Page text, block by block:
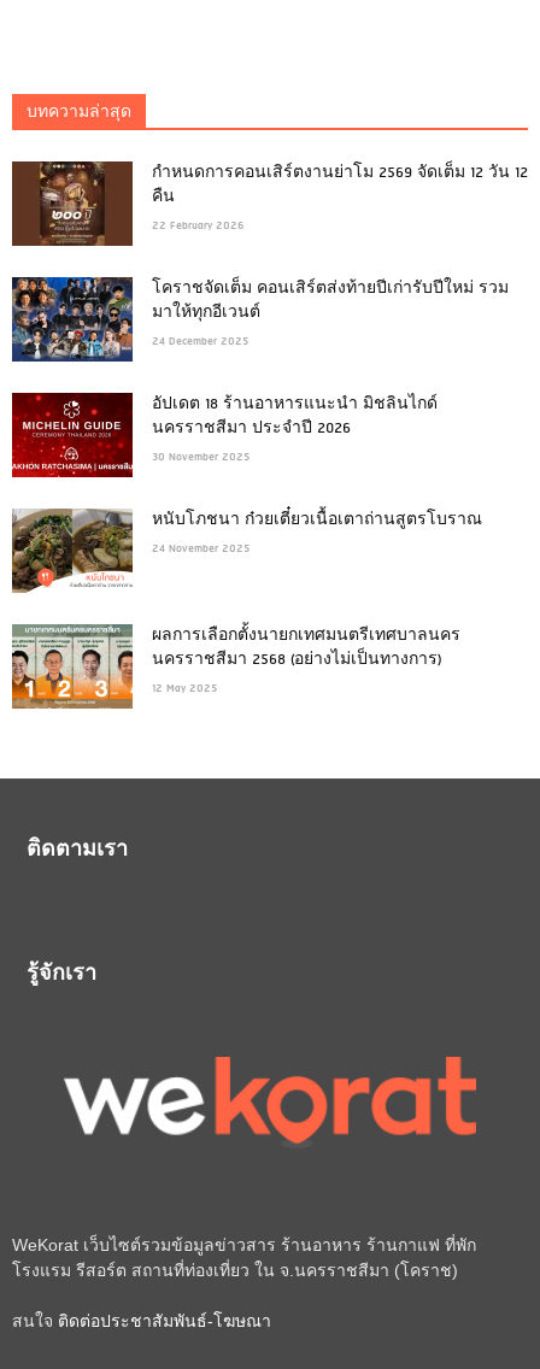
บทความล่าสุด
กำหนดการคอนเสิร์ตงานย่าโม 2569 จัดเต็ม 12 วัน 12
คืน
22 February 2026
โคราชจัดเต็ม คอนเสิร์ตส่งท้ายปีเก่ารับปีใหม่ รวม
มาให้ทุกอีเวนต์
24 December 2025
อัปเดต 18 ร้านอาหารแนะนำ มิชลินไกด์
นครราชสีมา ประจำปี 2026
30 November 2025
หนับโภชนา ก๋วยเตี๋ยวเนื้อเตาถ่านสูตรโบราณ
24 November 2025
ผลการเลือกตั้งนายกเทศมนตรีเทศบาลนคร
นครราชสีมา 2568 (อย่างไม่เป็นทางการ)
12 May 2025
ติดตามเรา
รู้จักเรา
WeKorat เว็บไซต์รวมข้อมูลข่าวสาร ร้านอาหาร ร้านกาแฟ ที่พัก
โรงแรม รีสอร์ต สถานที่ท่องเที่ยว ใน จ.นครราชสีมา (โคราช)
สนใจ ติดต่อประชาสัมพันธ์-โฆษณา